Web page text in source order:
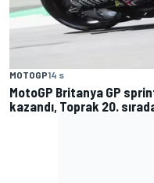
MOTOGP14 s
MotoGP Britanya GP
kazandı, Toprak 20.